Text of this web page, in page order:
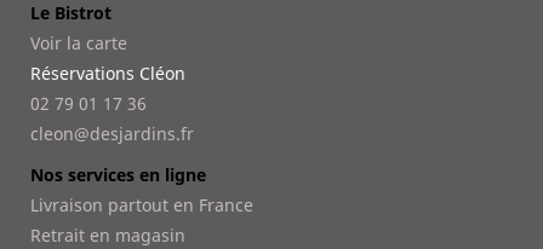
Le Bistrot
Voir la carte
Réservations Cléon
02 79 01 17 36
cleon@desjardins.fr
Nos services en ligne
Livraison partout en France
Retrait en magasin